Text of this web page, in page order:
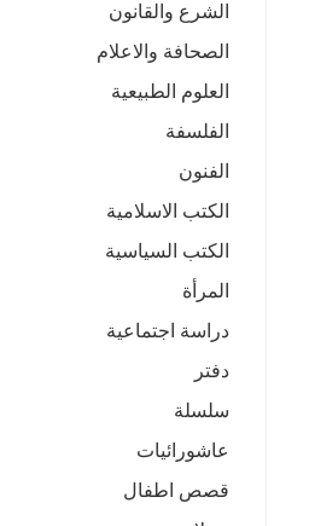
الشرع والقانون
الصحافة والاعلام
العلوم الطبيعية
الفلسفة
الفنون
الكتب الاسلامية
الكتب السياسية
المرأة
دراسة اجتماعية
دفتر
سلسلة
عاشورائيات
قصص اطفال